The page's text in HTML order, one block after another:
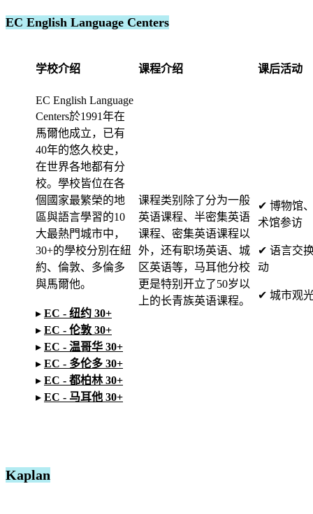
EC English Language Centers
学校介绍 课程介绍 课后活动
EC English Language
Centers於1991年在
馬爾他成立，已有
40年的悠久校史，
在世界各地都有分
校。學校皆位在各
個國家最繁榮的地
區與語言學習的10
大最熱門城市中，
30+的學校分別在紐
約、倫敦、多倫多
與馬爾他。
▸ EC - 纽约 30+
▸ EC - 伦敦 30+
▸ EC - 温哥华 30+
▸ EC - 多伦多 30+
▸ EC - 都柏林 30+
▸ EC - 马耳他 30+
课程类别除了分为一般
英语课程、半密集英语
课程、密集英语课程以
外，还有职场英语、城
区英语等，马耳他分校
更是特别开立了50岁以
上的长青族英语课程。
✔ 博物馆
术馆参访
✔ 语言交
动
✔ 城市观
Kaplan